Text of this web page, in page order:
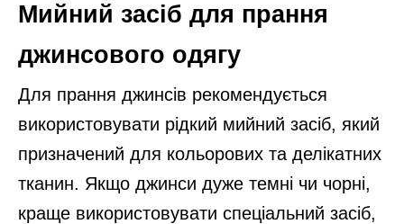
Мийний засіб для прання
джинсового одягу
Для прання джинсів рекомендується
використовувати рідкий мийний засіб, який
призначений для кольорових та делікатних
тканин. Якщо джинси дуже темні чи чорні,
краще використовувати спеціальний засіб,